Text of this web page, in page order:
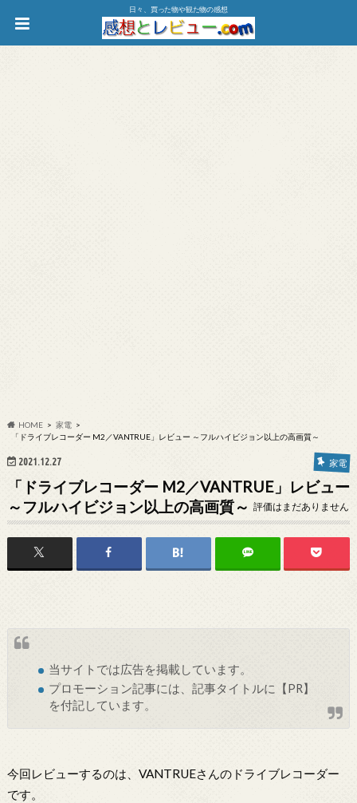
日々、買った物や観た物の感想
HOME
家電
「ドライブレコーダー M2／VANTRUE」レビュー ～フルハイビジョン以上の高画質～
2021.12.27 家電
「ドライブレコーダー M2／VANTRUE」レビュー
～フルハイビジョン以上の高画質～ 評価はまだありません
当サイトでは広告を掲載しています。
プロモーション記事には、記事タイトルに【PR】
を付記しています。
今回レビューするのは、VANTRUEさんのドライブレコーダー
です。